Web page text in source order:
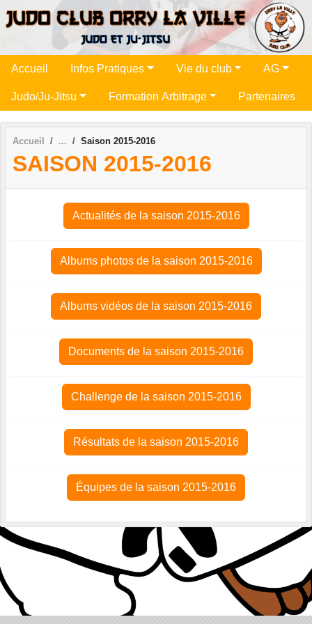
Accueil Infos Pratiques Vie du club AG
Judo/Ju-Jitsu Formation Arbitrage Partenaires
Accueil Saison 2015-2016
SAISON 2015-2016
Actualités de la saison 2015-2016
Albums photos de la saison 2015-2016
Albums vidéos de la saison 2015-2016
Documents de la saison 2015-2016
Challenge de la saison 2015-2016
Résultats de la saison 2015-2016
Équipes de la saison 2015-2016
Panneau de gestion des cookies